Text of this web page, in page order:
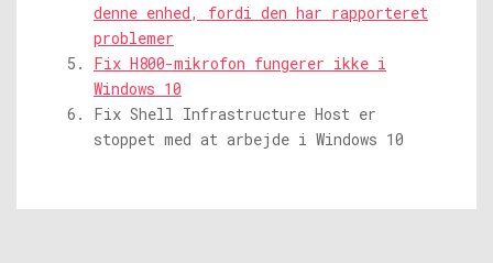
denne enhed, fordi den har rapporteret
problemer
Fix H800-mikrofon fungerer ikke i
Windows 10
Fix Shell Infrastructure Host er
stoppet med at arbejde i Windows 10